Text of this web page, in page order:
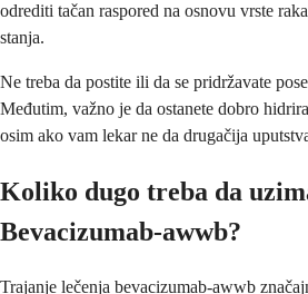
odrediti tačan raspored na osnovu vrste
stanja.
Ne treba da postite ili da se pridržavate
Međutim, važno je da ostanete dobro
osim ako vam lekar ne da drugačija
Koliko dugo treba da
Bevacizumab-awwb?
Trajanje lečenja bevacizumab-awwb